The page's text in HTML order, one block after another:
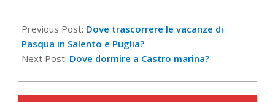
03-
14
Previous Post: Dove trascorrere le vacanze di
Pasqua in Salento e Puglia?
Next Post: Dove dormire a Castro marina?